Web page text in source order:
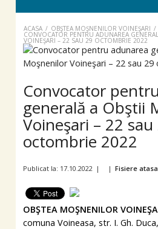
ACASA / OBŞTEA MOŞNENILOR VOINEŞARI /
CONVOCATOR PENTRU ADUNAREA
VOINEŞARI – 22 SAU 29 OCTOMBRIE 2022
Convocator
generală a Obştii
Voineşari – 22
octombrie 2022
Publicat la: 17.10.2022 | | Fisiere
OBŞTEA MOŞNENILOR
comuna Voineasa, str. I. Gh.